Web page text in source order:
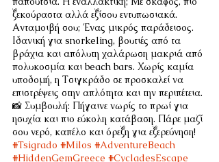
ξεκούραστα αλλά εξίσου εντυπωσιακά.
Ανταμοιβή σου; Ένας μικρός παράδεισος.
Ιδανική για snorkeling, βουτιές από τα
βράχια και απόλυτη χαλάρωση μακριά από
πολυκοσμία και beach bars. Χωρίς καμία
υποδομή, η Τσιγκράδο σε προσκαλεί να
επιστρέψεις στην απλότητα και την περιπέτεια.
📸 Συμβουλή: Πήγαινε νωρίς το πρωί για
ησυχία και πιο εύκολη κατάβαση. Πάρε μαζί
σου νερό, καπέλο και όρεξη για εξερεύνηση!
#Tsigrado #Milos #AdventureBeach
#HiddenGemGreece #CycladesEscape